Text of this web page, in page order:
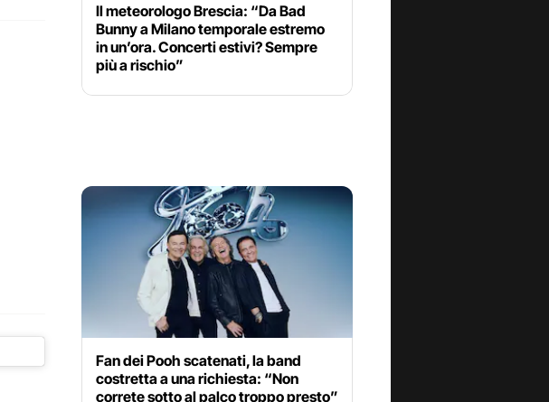
Il meteorologo Brescia: “Da Bad
Bunny a Milano temporale estremo
in un’ora. Concerti estivi? Sempre
più a rischio”
Fan dei Pooh scatenati, la band
costretta a una richiesta: “Non
correte sotto al palco troppo presto”